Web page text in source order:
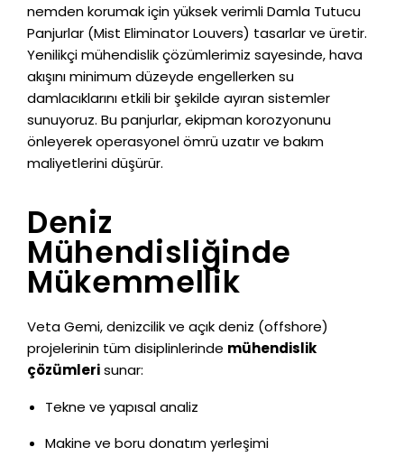
nemden korumak için yüksek verimli Damla Tutucu
Panjurlar (Mist Eliminator Louvers) tasarlar ve üretir.
Yenilikçi mühendislik çözümlerimiz sayesinde, hava
akışını minimum düzeyde engellerken su
damlacıklarını etkili bir şekilde ayıran sistemler
sunuyoruz. Bu panjurlar, ekipman korozyonunu
önleyerek operasyonel ömrü uzatır ve bakım
maliyetlerini düşürür.
Deniz
Mühendisliğinde
Mükemmellik
Veta Gemi, denizcilik ve açık deniz (offshore)
projelerinin tüm disiplinlerinde mühendislik
çözümlerisunar:
Tekne ve yapısal analiz
Makine ve boru donatım yerleşimi